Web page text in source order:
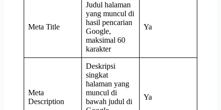
Meta Title
Judul halaman
yang muncul di
hasil pencarian
Google,
maksimal 60
karakter
Ya
Meta
Description
Deskripsi
singkat
halaman yang
muncul di
bawah judul di
Ya